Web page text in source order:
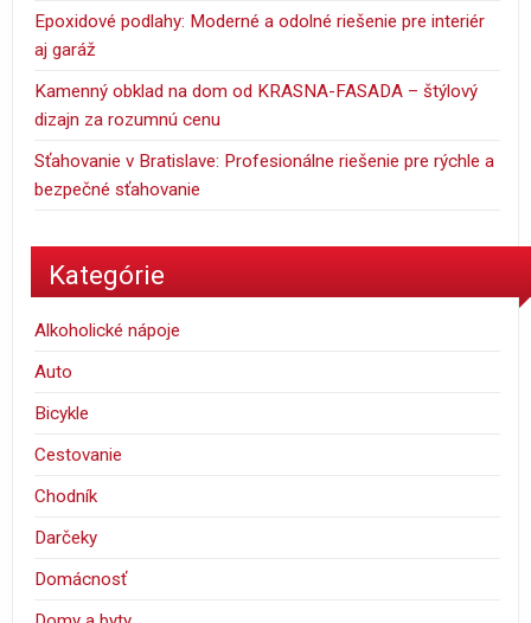
Epoxidové podlahy: Moderné a odolné riešenie pre interiér
aj garáž
Kamenný obklad na dom od KRASNA-FASADA – štýlový
dizajn za rozumnú cenu
Sťahovanie v Bratislave: Profesionálne riešenie pre rýchle a
bezpečné sťahovanie
Kategórie
Alkoholické nápoje
Auto
Bicykle
Cestovanie
Chodník
Darčeky
Domácnosť